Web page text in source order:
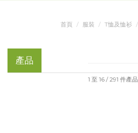
首頁 服裝 T恤及恤衫
產品
1 至 16 / 291 件產品